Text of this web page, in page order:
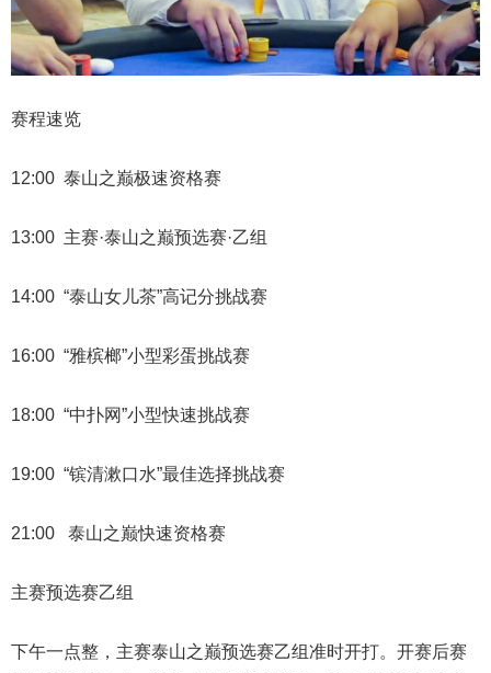
赛程速览
12:00 泰山之巅极速资格赛
13:00 主赛·泰山之巅预选赛·乙组
14:00 “泰山女儿茶”高记分挑战赛
16:00 “雅槟榔”小型彩蛋挑战赛
18:00 “中扑网”小型快速挑战赛
19:00 “镔清漱口水”最佳选择挑战赛
21:00 泰山之巅快速资格赛
主赛预选赛乙组
下午一点整，主赛泰山之巅预选赛乙组准时开打。开赛后赛